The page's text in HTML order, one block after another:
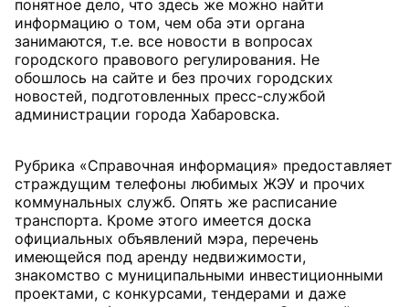
понятное дело, что здесь же можно найти
информацию о том, чем оба эти органа
занимаются, т.е. все новости в вопросах
городского правового регулирования. Не
обошлось на сайте и без прочих городских
новостей, подготовленных пресс-службой
администрации города Хабаровска.
Рубрика «Справочная информация» предоставляет
страждущим телефоны любимых ЖЭУ и прочих
коммунальных служб. Опять же расписание
транспорта. Кроме этого имеется доска
официальных объявлений мэра, перечень
имеющейся под аренду недвижимости,
знакомство с муниципальными инвестиционными
проектами, с конкурсами, тендерами и даже